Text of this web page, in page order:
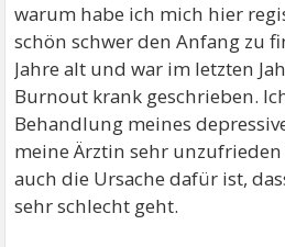
warum habe ich mich hier
schön schwer den Anfang zu
Jahre alt und war im letzten
Burnout krank geschrieben.
Behandlung meines
meine Ärztin sehr
auch die Ursache dafür ist,
sehr schlecht geht.